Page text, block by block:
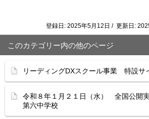
登録日: 2025年5月12日 / 更新日:
このカテゴリー内の他のページ
リーディングDXスクール事業 特設サ
令和８年１月２１日（水） 全国公開
第六中学校